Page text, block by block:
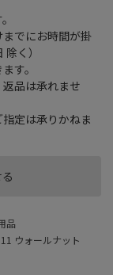
でにお時間が掛
く）
す。
品は承れませ
定は承りかねま
品
ウォールナット